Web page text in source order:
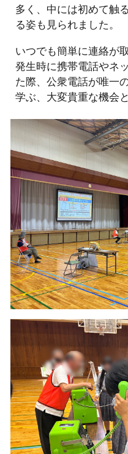
多く、中には初めて触
る姿も見られました。
いつでも簡単に連絡が
発生時に携帯電話やネ
た際、公衆電話が唯一
学ぶ、大変貴重な機会